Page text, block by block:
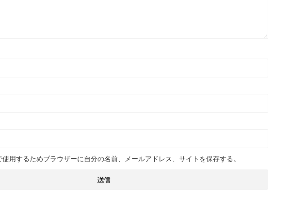
用するためブラウザーに自分の名前、メールアドレス、サイトを保存する。